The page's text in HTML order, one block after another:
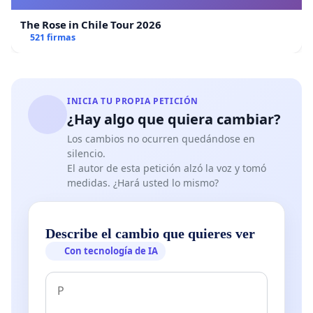
The Rose in Chile Tour 2026
521 firmas
INICIA TU PROPIA PETICIÓN
¿Hay algo que quiera cambiar?
Los cambios no ocurren quedándose en
silencio.
El autor de esta petición alzó la voz y tomó
medidas. ¿Hará usted lo mismo?
Describe el cambio que quieres ver
Con tecnología de IA